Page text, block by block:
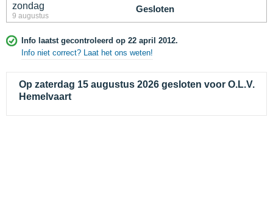
zondag
9 augustus
Gesloten
Info laatst gecontroleerd op 22 april 2012.
Info niet correct? Laat het ons weten!
Op zaterdag 15 augustus 2026 gesloten voor O.L.V.
Hemelvaart